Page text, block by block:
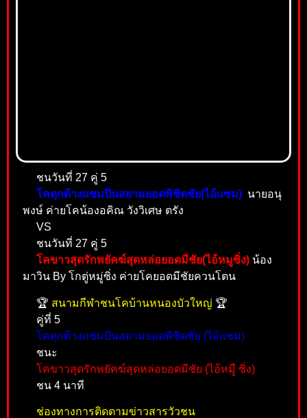
ชนวันที่ 27 คู่ 5
โคดุกด้างแซมปิ่นสยามยอดพิชิตชัย(ไอ้แซม) นายอนุ
พงษ์ ค่ายโคน้องอคิณ วังวิเศษ ตรัง
VS
ชนวันที่ 27 คู่ 5
โคขาวสุดรักพยัคฆ์สุดหล่อยอดมีชัย(ไอ้หมูซิ่ง) น้อง
มาวิน By โกตู่หมู่ซิ่ง ค่ายโคยอดมีชัยควนโตน
🏆 สนามกีฬาชนโคบ้านหนองบัวใหญ่ 🏆
คู่ที่ 5
โคดุกด้างแซมปิ่นสยามยอดพิชิตชัย (ไอ้แซม)
ชนะ
โคขาวสุดรักพยัคฆ์สุดหล่อยอดมีชัย (ไอ้หมูื ซิ่ง)
ชน 4 นาที
ช่องทางการติดตามข่าวสารวัวชน